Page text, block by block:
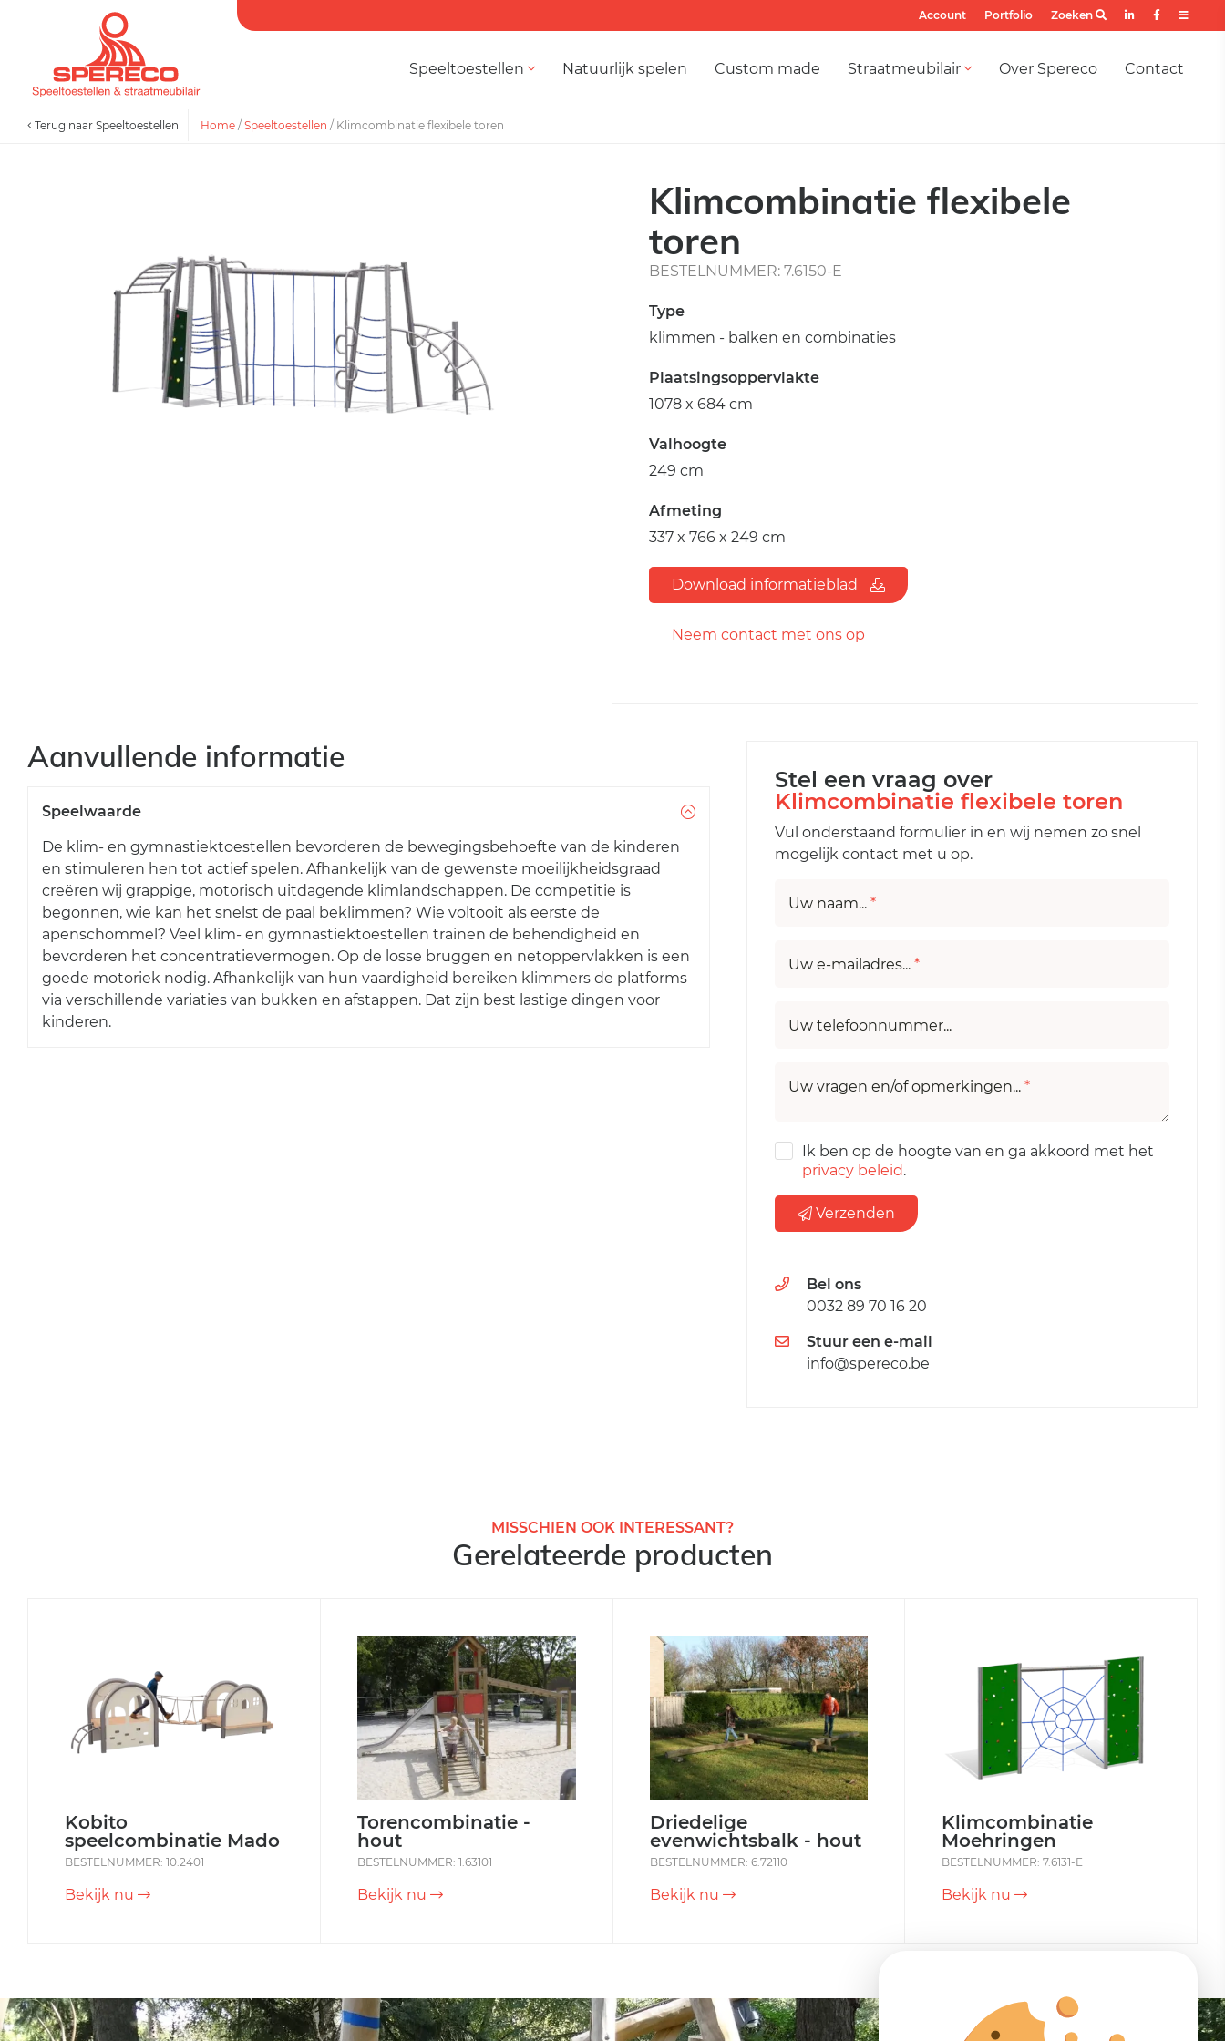
Account Portfolio Zoeken
Speeltoestellen Natuurlijk spelen Custom made Straatmeubilair Over Spereco Contact
Terug naar Speeltoestellen Home / Speeltoestellen / Klimcombinatie flexibele toren
Klimcombinatie flexibele
toren
BESTELNUMMER: 7.6150-E
Type
klimmen - balken en combinaties
Plaatsingsoppervlakte
1078 x 684 cm
Valhoogte
249 cm
Afmeting
337 x 766 x 249 cm
Download informatieblad
Neem contact met ons op
Aanvullende informatie
Speelwaarde
De klim- en gymnastiektoestellen bevorderen de bewegingsbehoefte van de kinderen
en stimuleren hen tot actief spelen. Afhankelijk van de gewenste moeilijkheidsgraad
creëren wij grappige, motorisch uitdagende klimlandschappen. De competitie is
begonnen, wie kan het snelst de paal beklimmen? Wie voltooit als eerste de
apenschommel? Veel klim- en gymnastiektoestellen trainen de behendigheid en
bevorderen het concentratievermogen. Op de losse bruggen en netoppervlakken is een
goede motoriek nodig. Afhankelijk van hun vaardigheid bereiken klimmers de platforms
via verschillende variaties van bukken en afstappen. Dat zijn best lastige dingen voor
kinderen.
Stel een vraag over
Klimcombinatie flexibele toren
Vul onderstaand formulier in en wij nemen zo snel
mogelijk contact met u op.
Uw naam... *
Uw e-mailadres... *
Uw telefoonnummer...
Uw vragen en/of opmerkingen... *
Ik ben op de hoogte van en ga akkoord met het
privacy beleid.
Verzenden
Bel ons
0032 89 70 16 20
Stuur een e-mail
info@spereco.be
MISSCHIEN OOK INTERESSANT?
Gerelateerde producten
Kobito
speelcombinatie Mado
BESTELNUMMER: 10.2401
Bekijk nu
Torencombinatie -
hout
BESTELNUMMER: 1.63101
Bekijk nu
Driedelige
evenwichtsbalk - hout
BESTELNUMMER: 6.72110
Bekijk nu
Klimcombinatie
Moehringen
BESTELNUMMER: 7.6131-E
Bekijk nu